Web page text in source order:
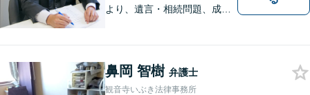
より、遺言・相続問題、成年
扱うほか、一般民事事件も取
り扱っております。
鼻岡 智樹 弁護士
観音寺いぶき法律事務所